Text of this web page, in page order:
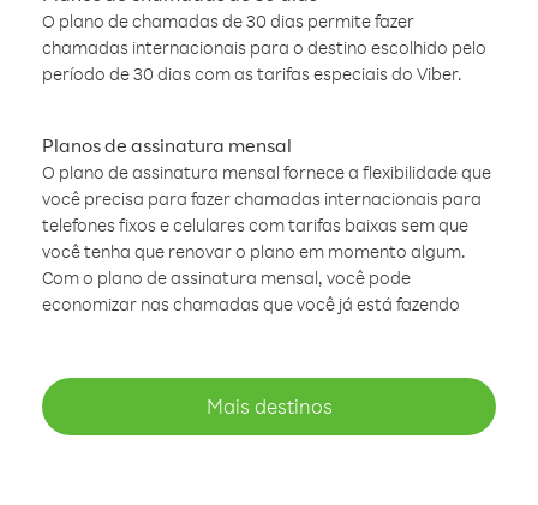
O plano de chamadas de 30 dias permite fazer
chamadas internacionais para o destino escolhido pelo
período de 30 dias com as tarifas especiais do Viber.
Planos de assinatura mensal
O plano de assinatura mensal fornece a flexibilidade que
você precisa para fazer chamadas internacionais para
telefones fixos e celulares com tarifas baixas sem que
você tenha que renovar o plano em momento algum.
Com o plano de assinatura mensal, você pode
economizar nas chamadas que você já está fazendo
Mais destinos